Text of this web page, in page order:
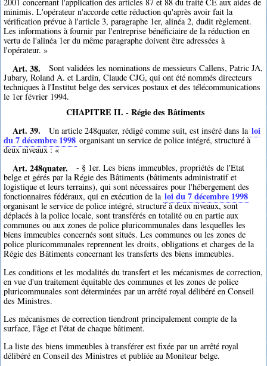
minimis. L'opérateur n'accorde cette réduction qu'après avoir fait la
vérification prévue à l'article 3, paragraphe 1er, alinéa 2, dudit règlement.
Les informations à fournir par l'entreprise bénéficiaire de la réduction en
vertu de l'alinéa 1er du même paragraphe doivent être adressées à
l'opérateur. »
Art. 38.
Sont validées les nominations de messieurs Callens, Patric JA,
Jubary, Roland A. et Lardin, Claude CJG, qui ont été nommés directeurs
techniques à l'Institut belge des services postaux et des télécommunications
le 1er février 1994.
CHAPITRE II. - Régie des Bâtiments
Art. 39.
Un article 248quater, rédigé comme suit, est inséré dans la loi
du 7 décembre 1998 organisant un service de police intégré, structuré à
deux niveaux : «
Art. 248quater.
- § 1er. Les biens immeubles, propriétés de l'Etat
belge et gérés par la Régie des Bâtiments (bâtiments administratif et
logistique et leurs terrains), qui sont nécessaires pour l'hébergement des
fonctionnaires fédéraux, qui en exécution de la loi du 7 décembre 1998
organisant le service de police intégré, structuré à deux niveaux, sont
déplacés à la police locale, sont transférés en totalité ou en partie aux
communes ou aux zones de police pluricommunales dans lesquelles les
biens immeubles concernés sont situés. Les communes ou les zones de
police pluricommunales reprennent les droits, obligations et charges de la
Régie des Bâtiments concernant les transferts des biens immeubles.
Les conditions et les modalités du transfert et les mécanismes de correction,
en vue d'un traitement équitable des communes et les zones de police
pluricommunales sont déterminées par un arrêté royal délibéré en Conseil
des Ministres.
Les mécanismes de correction tiendront principalement compte de la
surface, l'âge et l'état de chaque bâtiment.
La liste des biens immeubles à transférer est fixée par un arrêté royal
délibéré en Conseil des Ministres et publiée au Moniteur belge.